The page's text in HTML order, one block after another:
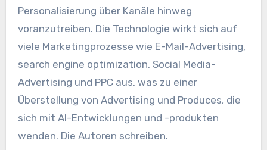
Personalisierung über Kanäle hinweg
voranzutreiben. Die Technologie wirkt sich auf
viele Marketingprozesse wie E-Mail-Advertising,
search engine optimization, Social Media-
Advertising und PPC aus, was zu einer
Überstellung von Advertising und Produces, die
sich mit AI-Entwicklungen und -produkten
wenden. Die Autoren schreiben.